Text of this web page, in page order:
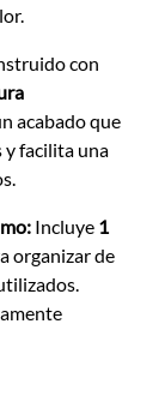
con
acabado que
y facilita una
Incluye 1
organizar de